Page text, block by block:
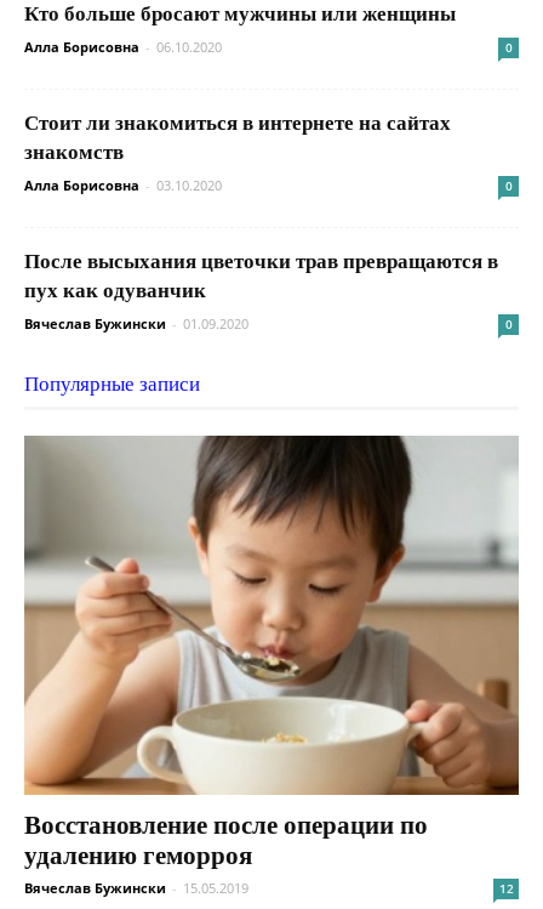
Кто больше бросают мужчины или женщины
Алла Борисовна - 06.10.2020 0
Стоит ли знакомиться в интернете на сайтах
знакомств
Алла Борисовна - 03.10.2020 0
После высыхания цветочки трав превращаются в
пух как одуванчик
Вячеслав Бужински - 01.09.2020 0
Популярные записи
Восстановление после операции по
удалению геморроя
Вячеслав Бужински - 15.05.2019 12